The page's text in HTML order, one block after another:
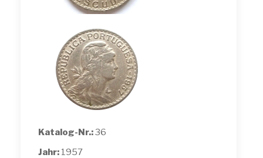
Katalog-Nr.:36
Jahr: 1957